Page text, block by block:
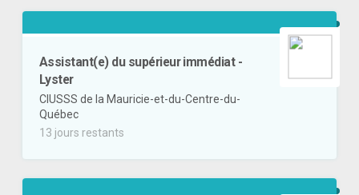
Assistant(e) du supérieur immédiat -
Lyster
CIUSSS de la Mauricie-et-du-Centre-du-
Québec
13 jours restants